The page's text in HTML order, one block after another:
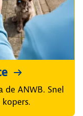
de ANWB. Snel